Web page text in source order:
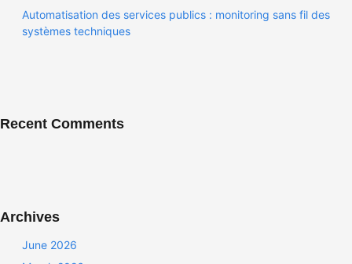
Automatisation des services publics : monitoring sans fil des
systèmes techniques
Recent Comments
Archives
June 2026